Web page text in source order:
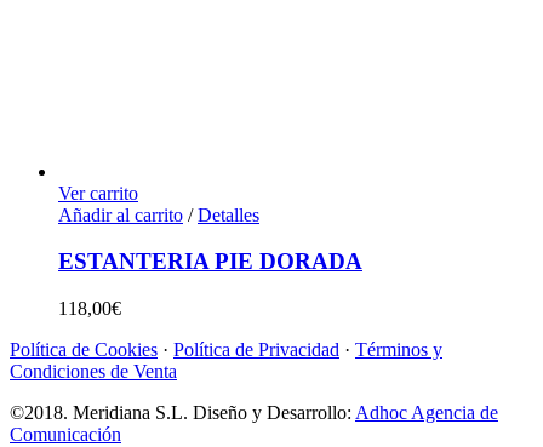
Ver carrito
Añadir al carrito / Detalles
ESTANTERIA PIE DORADA
118,00€
Política de Cookies · Política de Privacidad · Términos y
Condiciones de Venta
©2018. Meridiana S.L. Diseño y Desarrollo: Adhoc Agencia de
Comunicación